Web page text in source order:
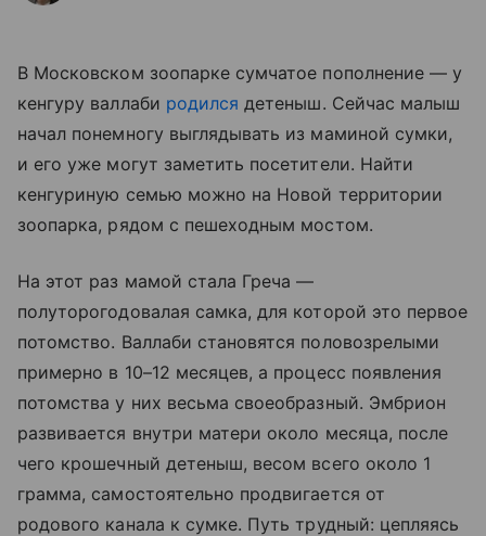
В Московском зоопарке сумчатое пополнение — у
кенгуру валлаби родился детеныш. Сейчас малыш
начал понемногу выглядывать из маминой сумки,
и его уже могут заметить посетители. Найти
кенгуриную семью можно на Новой территории
зоопарка, рядом с пешеходным мостом.
На этот раз мамой стала Греча —
полуторогодовалая самка, для которой это первое
потомство. Валлаби становятся половозрелыми
примерно в 10–12 месяцев, а процесс появления
потомства у них весьма своеобразный. Эмбрион
развивается внутри матери около месяца, после
чего крошечный детеныш, весом всего около 1
грамма, самостоятельно продвигается от
родового канала к сумке. Путь трудный: цепляясь